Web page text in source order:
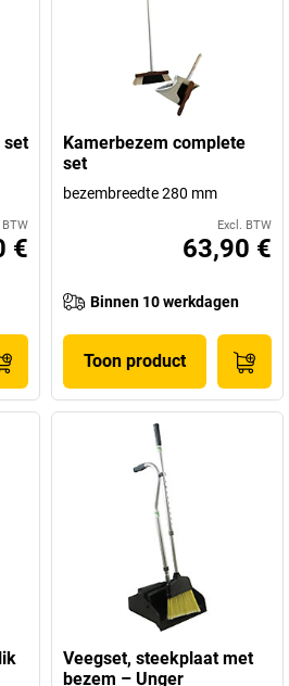
set
BTW
€
Kamerbezem complete
set
bezembreedte 280 mm
Excl. BTW
63,90 €
Binnen 10 werkdagen
Toon product
Veegset, steekplaat met
bezem – Unger